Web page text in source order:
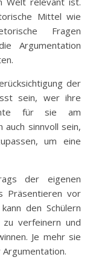
Mittel wie
Fragen
Argumentation
der
sein, wer ihre
für sie am
auch sinnvoll sein,
um eine
der eigenen
Präsentieren vor
den Schülern
zu verfeinern und
Je mehr sie